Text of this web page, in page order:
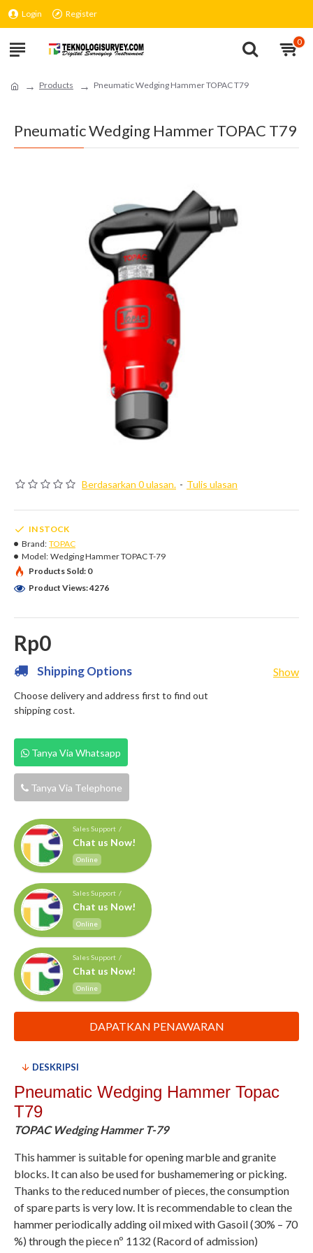
Login Register
0
Products Pneumatic Wedging Hammer TOPAC T79
Pneumatic Wedging Hammer TOPAC T79
Berdasarkan 0 ulasan. - Tulis ulasan
Rp0
IN STOCK
Brand: TOPAC
Model: Wedging Hammer TOPAC T-79
Products Sold: 0
Product Views: 4276
Shipping Options
Choose delivery and address first to find out
shipping cost.
Show
Tanya Via Whatsapp
Tanya Via Telephone
Sales Support /
Chat us Now!
Online
Sales Support /
Chat us Now!
Online
Sales Support /
Chat us Now!
Online
DAPATKAN PENAWARAN
DESKRIPSI
Pneumatic Wedging Hammer Topac
T79
TOPAC Wedging Hammer T-79
This hammer is suitable for opening marble and granite
blocks. It can also be used for bushamemering or picking.
Thanks to the reduced number of pieces, the consumption
of spare parts is very low. It is recommendable to clean the
hammer periodically adding oil mixed with Gasoil (30% – 70
%) through the piece nº 1132 (Racord of admission)